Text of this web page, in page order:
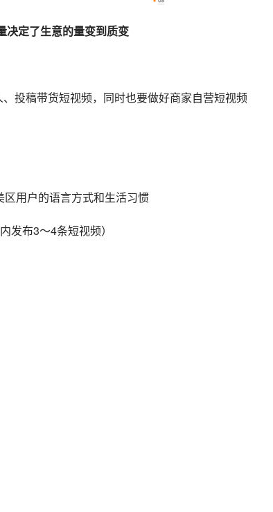
决定了生意的量变到质变
投稿带货短视频，同时也要做好商家自营短视频
用户的语言方式和生活习惯
发布3～4条短视频）